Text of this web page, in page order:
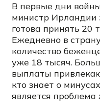
В первые дни
министр Ирландии
готова принять 20
Ежедневно в
количество
уже 18 тысяч.
выплаты
кто знает о
является проблема